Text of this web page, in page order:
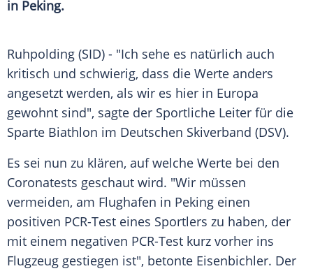
in Peking.
Ruhpolding (SID) - "Ich sehe es natürlich auch
kritisch und schwierig, dass die Werte anders
angesetzt werden, als wir es hier in Europa
gewohnt sind", sagte der Sportliche Leiter für die
Sparte Biathlon im Deutschen Skiverband (DSV).
Es sei nun zu klären, auf welche Werte bei den
Coronatests geschaut wird. "Wir müssen
vermeiden, am Flughafen in Peking einen
positiven PCR-Test eines Sportlers zu haben, der
mit einem negativen PCR-Test kurz vorher ins
Flugzeug gestiegen ist", betonte Eisenbichler. Der